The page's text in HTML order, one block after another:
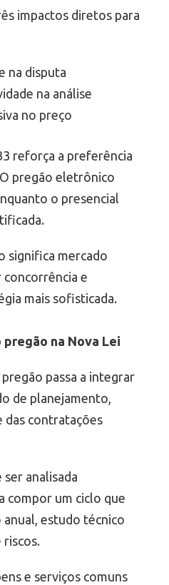
impactos diretos para
na disputa
na análise
no preço
reforça a preferência
pregão eletrônico
o presencial
significa mercado
e
mais sofisticada.
na Nova Lei
passa a integrar
de planejamento,
das contratações
analisada
compor um ciclo que
estudo técnico
riscos.
e serviços comuns